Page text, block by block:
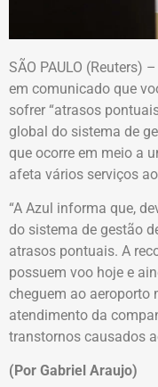
SÃO PAULO (Reuters)
em comunicado que
sofrer “atrasos
global do sistema de
que ocorre em meio a
afeta vários serviços
“A Azul informa que,
do sistema de gestão
atrasos pontuais. A
possuem voo hoje e
cheguem ao aeroporto
atendimento da
transtornos causados
(Por Gabriel Araujo)